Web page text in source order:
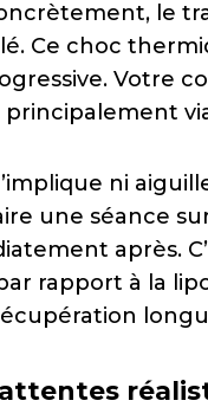
le
Ce choc
Votre
ni
une séance
après.
rapport à la